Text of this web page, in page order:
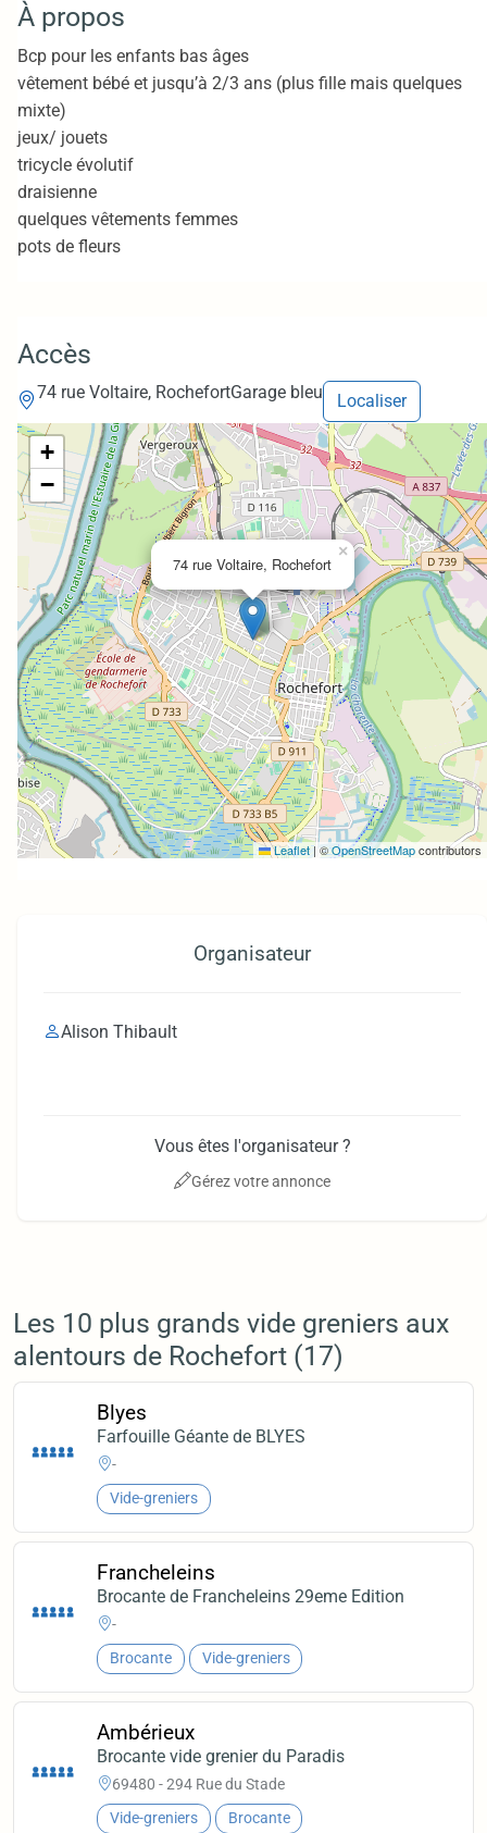
À propos
Bcp pour les enfants bas âges
vêtement bébé et jusqu’à 2/3 ans (plus fille mais quelques
mixte)
jeux/ jouets
tricycle évolutif
draisienne
quelques vêtements femmes
pots de fleurs
Accès
74 rue Voltaire, RochefortGarage bleu Localiser
74 rue Voltaire, Rochefort
×
+
−
Leaflet| ©OpenStreetMapcontributors
Organisateur
Alison Thibault
Vous êtes l'organisateur ?
Gérez votre annonce
Les 10 plus grands vide greniers aux
alentours de Rochefort (17)
Blyes
Farfouille Géante de BLYES
-
Vide-greniers
Francheleins
Brocante de Francheleins 29eme Edition
-
Brocante Vide-greniers
Ambérieux
Brocante vide grenier du Paradis
69480 - 294 Rue du Stade
Vide-greniers Brocante